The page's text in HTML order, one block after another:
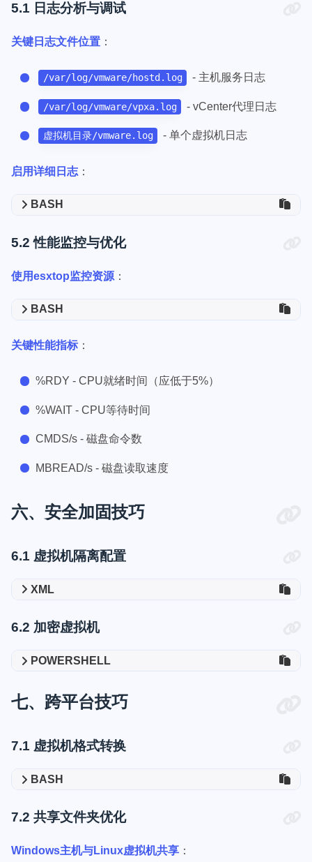
5.1 日志分析与调试
关键日志文件位置 ：
/var/log/vmware/hostd.log - 主机服务日志
/var/log/vmware/vpxa.log - vCenter代理日志
虚拟机目录/vmware.log - 单个虚拟机日志
启用详细日志 ：
BASH
5.2 性能监控与优化
使用esxtop监控资源 ：
BASH
关键性能指标 ：
%RDY - CPU就绪时间（应低于5%）
%WAIT - CPU等待时间
CMDS/s - 磁盘命令数
MBREAD/s - 磁盘读取速度
六、安全加固技巧
6.1 虚拟机隔离配置
XML
6.2 加密虚拟机
POWERSHELL
七、跨平台技巧
7.1 虚拟机格式转换
BASH
7.2 共享文件夹优化
Windows主机与Linux虚拟机共享 ：